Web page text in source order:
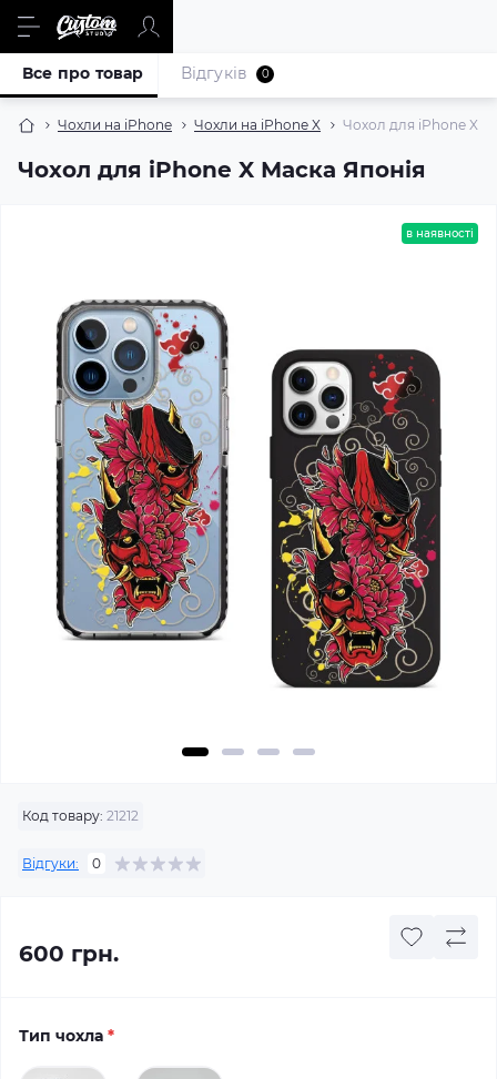
Чохли на iPhone Чохли на iPhone X Чохол для iPhone X
Чохол для iPhone X Маска Японія
Все про товар Відгуків 0
в наявності
Код товару: 21212
Відгуки: 0
600 грн.
Тип чохла *